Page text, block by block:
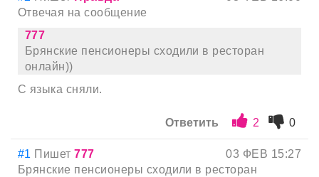
Отвечая на сообщение
777
Брянские пенсионеры сходили в ресторан
онлайн))
С языка сняли.
Ответить 2 0
#1 Пишет777
03 ФЕВ 15:27
Брянские пенсионеры сходили в ресторан